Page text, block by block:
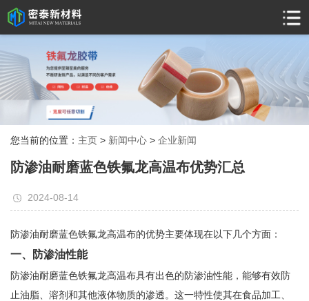
您当前的位置： 主页 > 新闻中心 > 企业新闻
防渗油耐磨蓝色铁氟龙高温布优势汇总
2024-08-14
防渗油耐磨蓝色铁氟龙高温布的优势主要体现在以下几个方面：
一、防渗油性能
防渗油耐磨蓝色铁氟龙高温布具有出色的防渗油性能，能够有效防
止油脂、溶剂和其他液体物质的渗透。这一特性使其在食品加工、